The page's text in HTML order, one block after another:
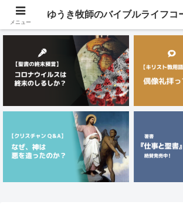
メニュー
メニュー
ゆうき牧師のバイブルライフコ